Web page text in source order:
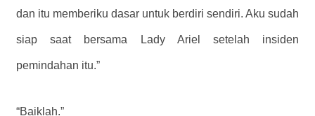
dan itu memberiku dasar untuk berdiri sendiri. Aku sudah
siap saat bersama Lady Ariel setelah insiden
pemindahan itu.”
“Baiklah.”